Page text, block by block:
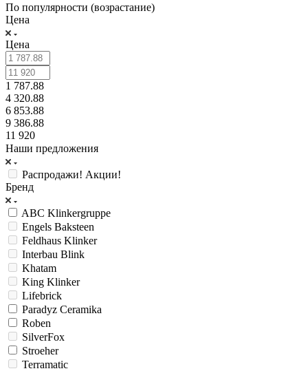
По популярности (возрастание)
Цена
Цена
1 787.88
4 320.88
6 853.88
9 386.88
11 920
Наши предложения
Распродажи! Акции!
Бренд
ABC Klinkergruppe
Engels Baksteen
Feldhaus Klinker
Interbau Blink
Khatam
King Klinker
Lifebrick
Paradyz Ceramika
Roben
SilverFox
Stroeher
Terramatic